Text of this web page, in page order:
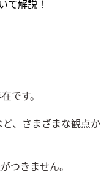
です。
、さまざまな観点か
つきません。